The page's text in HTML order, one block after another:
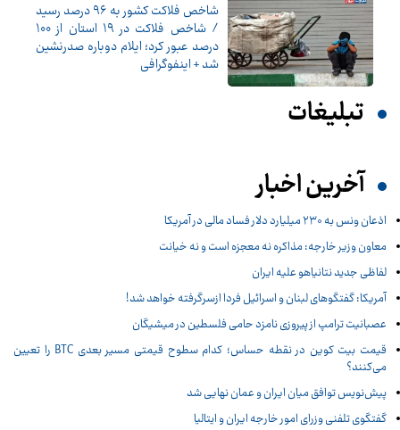
شاخص فلاکت کشور به ۹۶ درصد رسید
/ شاخص فلاکت در ۱۹ استان از ۱۰۰
درصد عبور کرد؛ ایلام دوباره صدرنشین
شد + اینفوگرافی
تبلیغات
آخرین اخبار
اذعان ونس به ۲۳۰ میلیارد دلار فساد مالی در آمریکا
معاون وزیر خارجه: مذاکره نه معجزه است و نه خیانت
لفاظی جدید نتانیاهو علیه ایران
آمریکا: گفتگوهای لبنان و اسرائیل فردا ازسرگرفته خواهد شد!
عصبانیت ترامپ از پیروزی نامزد حامی فلسطین در میشیگان
قیمت بیت کوین در نقطه حساس؛ کدام سطوح قیمتی مسیر بعدی BTC را تعیین
می‌کنند؟
پیش‌نویس توافق میان ایران و عمان نهایی شد
گفتگوی تلفنی وزرای امور خارجه ایران و ایتالیا